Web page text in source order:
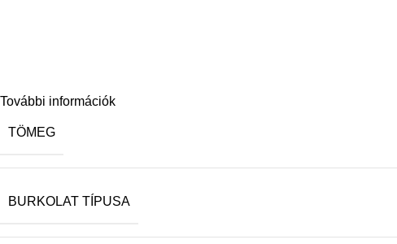
További információk
TÖMEG
BURKOLAT TÍPUSA